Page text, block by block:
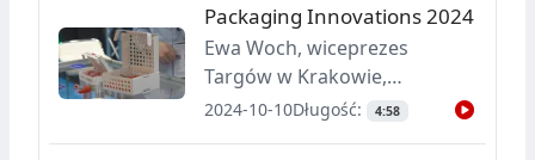
Packaging Innovations 2024
Ewa Woch, wiceprezes
Targów w Krakowie,
opowiada o 16. edycji
2024-10-10Długość: 4:58